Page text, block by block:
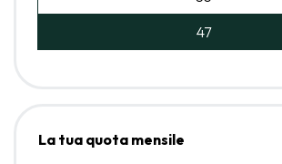
47
La tua quota mensile